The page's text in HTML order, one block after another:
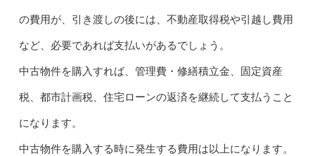
の費用が、引き渡しの後には、不動産取得税や引越し費用
など、必要であれば支払いがあるでしょう。
中古物件を購入すれば、管理費・修繕積立金、固定資産
税、都市計画税、住宅ローンの返済を継続して支払うこと
になります。
中古物件を購入する時に発生する費用は以上になります。